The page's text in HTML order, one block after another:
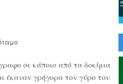
σε κάποιο από τα δοκίμια
έκαναν γρήγορα τον γύρο του